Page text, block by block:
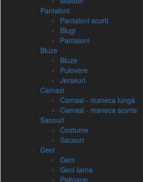
Pantaloni
Pantaloni scurti
Blugi
Pantaloni
Bluze
Bluze
Pulovere
Jerseuri
Camasi
Camasi - maneca lungă
Camasi - maneca scurta
Sacouri
Costume
Sacouri
Geci
Geci
Geci Iarna
Paltoane